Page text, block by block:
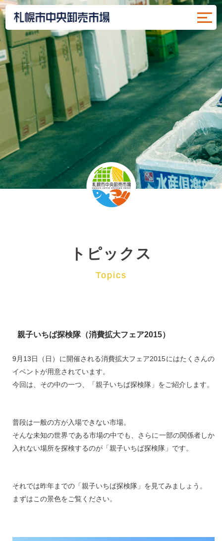
トピックス
Topics
親子いちば探検隊（消費拡大フェア2015）
9月13日（日）に開催される消費拡大フェア2015にはたくさんの
イベントが用意されています。
今回は、その中の一つ、「親子いちば探検隊」をご紹介します。
普段は一般の方が入場できない市場。
そんな未知の世界である市場の中でも、さらに一部の関係者しか
入れない場所を探検するのが「親子いちば探検隊」です。
それでは昨年までの「親子いちば探検隊」を見てみましょう。
まずはこの景色をご覧ください。